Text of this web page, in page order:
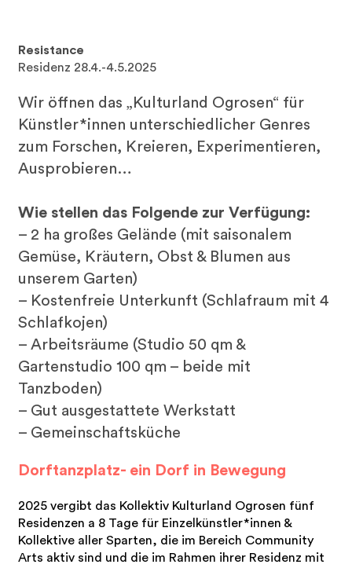
Resistance
Residenz 28.4.-4.5.2025
Wir öffnen das „Kulturland Ogrosen“ für
Künstler*innen unterschiedlicher Genres
zum Forschen, Kreieren, Experimentieren,
Ausprobieren…
Wie stellen das Folgende zur Verfügung:
– 2 ha großes Gelände (mit saisonalem
Gemüse, Kräutern, Obst & Blumen aus
unserem Garten)
– Kostenfreie Unterkunft (Schlafraum mit 4
Schlafkojen)
– Arbeitsräume (Studio 50 qm &
Gartenstudio 100 qm – beide mit
Tanzboden)
– Gut ausgestattete Werkstatt
– Gemeinschaftsküche
Dorftanzplatz- ein Dorf in Bewegung
2025 vergibt das Kollektiv Kulturland Ogrosen fünf
Residenzen a 8 Tage für Einzelkünstler*innen &
Kollektive aller Sparten, die im Bereich Community
Arts aktiv sind und die im Rahmen ihrer Residenz mit